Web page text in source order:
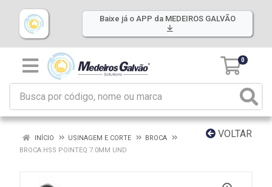
Baixe já o APP da MEDEIROS GALVÃO
0
VOLTAR
INÍCIO USINAGEM E CORTE
BROCA
BROCA HSS POINTEQ 7.0MM UND